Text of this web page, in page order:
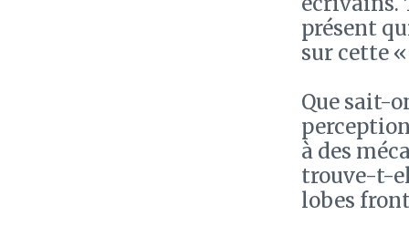
présent
sur cette
Que sait-
à des
trouve-t-
lobes